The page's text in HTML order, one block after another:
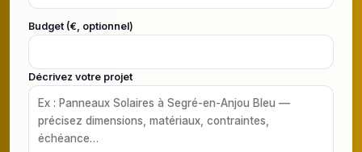
Budget (€, optionnel)
Décrivez votre projet